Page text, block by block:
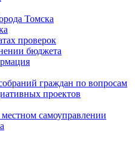
Томска
проверок
бюджета
граждан по вопросам
проектов
местном самоуправлении